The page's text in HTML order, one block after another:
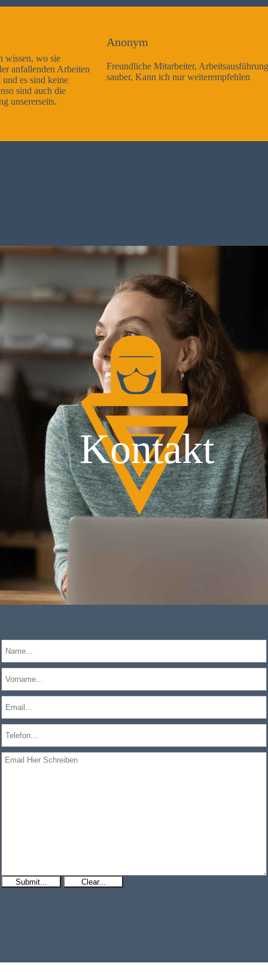
Freundliche Mitarbeiter, Arbeitsausführung sehr gut und sehr
sauber, Kann ich nur weiterempfehlen
Kontakt
Submit... Clear...